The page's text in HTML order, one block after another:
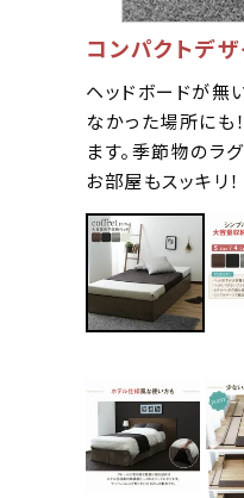
コンパクトデ
ヘッドボードが無
なかった場所にも
ます。季節物のラ
お部屋もスッキリ！